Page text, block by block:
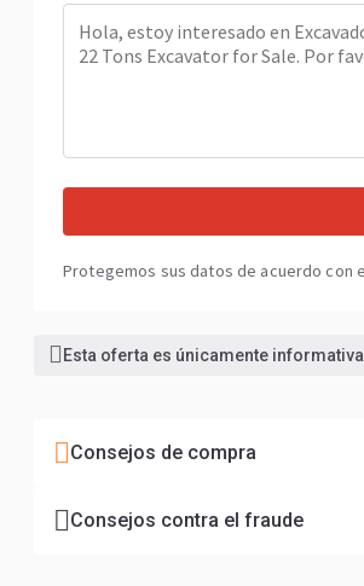
Protegemos sus datos de acuerdo con
Esta oferta es únicamente
Consejos de compra
Consejos contra el fraude